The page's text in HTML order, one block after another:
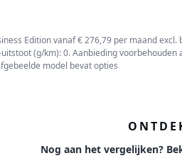
Edition vanaf € 276,79 per maand
uitstoot (g/km): 0. Aanbieding
model bevat opties
Nog aan het vergelijken?